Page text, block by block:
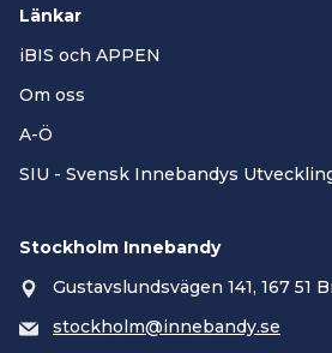
Länkar
iBIS och APPEN
Om oss
A-Ö
SIU - Svensk Innebandys
Stockholm Innebandy
Gustavslundsvägen 141, 167 51
stockholm@innebandy.se